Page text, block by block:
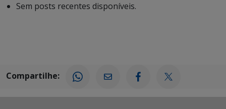
Sem posts recentes disponíveis.
Compartilhe: